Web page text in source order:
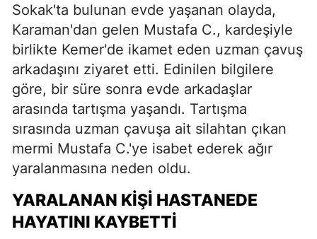
Sokak'ta bulunan evde yaşanan olayda,
Karaman'dan gelen Mustafa C., kardeşiyle
birlikte Kemer'de ikamet eden uzman çavuş
arkadaşını ziyaret etti. Edinilen bilgilere
göre, bir süre sonra evde arkadaşlar
arasında tartışma yaşandı. Tartışma
sırasında uzman çavuşa ait silahtan çıkan
mermi Mustafa C.'ye isabet ederek ağır
yaralanmasına neden oldu.
YARALANAN KİŞİ HASTANEDE
HAYATINI KAYBETTİ